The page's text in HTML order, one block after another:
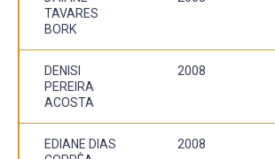
TAVARES
BORK
DENISI
PEREIRA
ACOSTA
2008
EDIANE DIAS
2008